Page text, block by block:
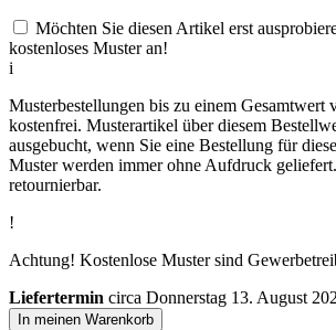
Möchten Sie diesen Artikel erst
kostenloses Muster an!
i
Musterbestellungen bis zu einem Gesamtwert
kostenfrei. Musterartikel über diesem
ausgebucht, wenn Sie eine Bestellung für
Muster werden immer ohne Aufdruck
retournierbar.
!
Achtung! Kostenlose Muster sind
Liefertermin circa Donnerstag 13. August
In meinen Warenkorb